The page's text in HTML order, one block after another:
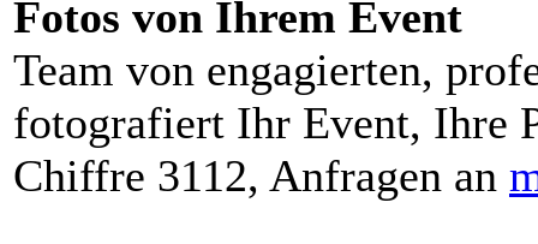
Fotos von Ihrem Event
Team von engagierten,
fotografiert Ihr Event, Ihre
Chiffre 3112, Anfragen an